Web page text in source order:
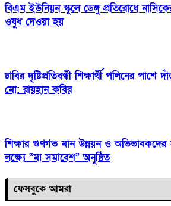
বিএম ইউনিয়ন স্কুলে ডেঙ্গু প্রতিরোধে
ওষুধ দেওয়া হয়
ঢাবির দৃষ্টিপ্রতিবন্ধী শিক্ষার্থী পলিনের পাশে
মো: রায়হান কবির
শিক্ষার গুণগত মান উন্নয়ন ও অভিভাবকদের
লক্ষ্যে “মা সমাবেশ” অনুষ্ঠিত
ফেসবুকে আমরা